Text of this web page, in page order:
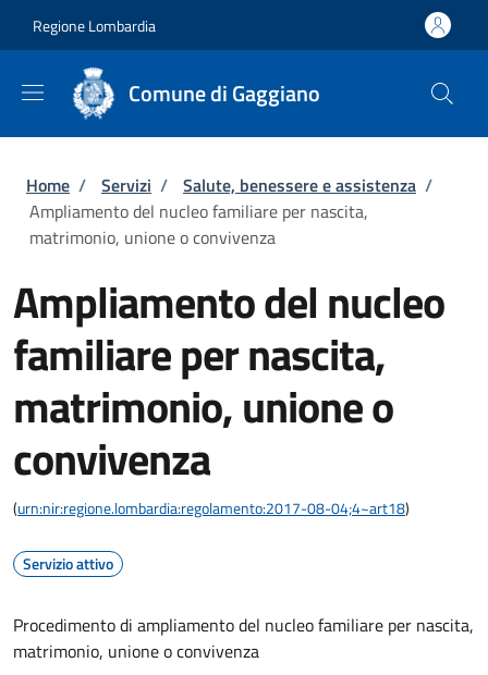
Regione Lombardia
Comune di Gaggiano
Briciole di pane
Home / Servizi / Salute, benessere e assistenza /
Ampliamento del nucleo familiare per nascita,
matrimonio, unione o convivenza
Ampliamento del nucleo
familiare per nascita,
matrimonio, unione o
convivenza
(urn:nir:regione.lombardia:regolamento:2017-08-04;4~art18)
Servizio attivo
Procedimento di ampliamento del nucleo familiare per nascita,
matrimonio, unione o convivenza